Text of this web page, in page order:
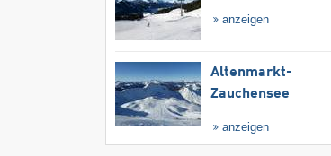
anzeigen
Altenmarkt-
Zauchensee
anzeigen